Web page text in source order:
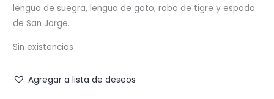
lengua de suegra, lengua de gato, rabo de tigre y espada
de San Jorge.
Sin existencias
Agregar a lista de deseos